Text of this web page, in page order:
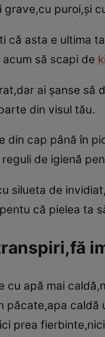
grave,cu puroi,şi
că asta e ultima
să scapi de
ai şanse să
din visul tău.
din cap până în
de igienă
silueta de
că pielea ta
cu apă mai
păcate,apa
prea